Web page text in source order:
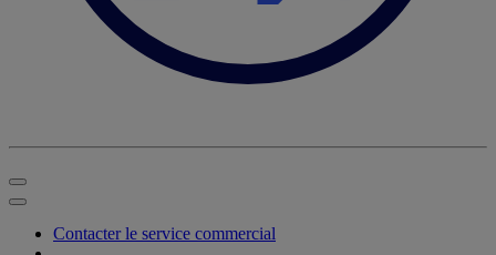
Contacter le service commercial